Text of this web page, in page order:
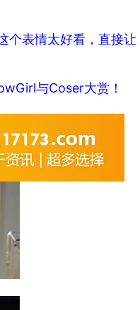
个表情太好看，直接让
与Coser大赏！